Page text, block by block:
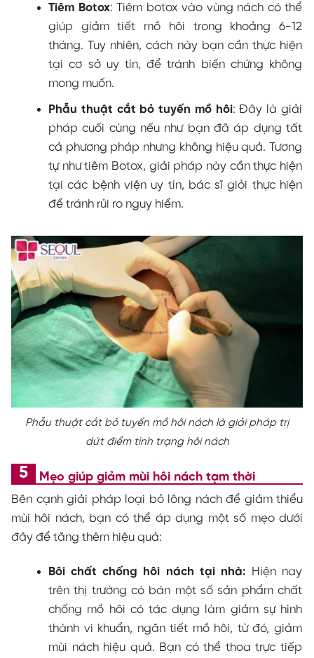
Tiêm Botox: Tiêm botox vào vùng nách có thể
giúp giảm tiết mồ hôi trong khoảng 6-12
tháng. Tuy nhiên, cách này bạn cần thực hiện
tại cơ sở uy tín, để tránh biến chứng không
mong muốn.
Phẫu thuật cắt bỏ tuyến mồ hôi: Đây là giải
pháp cuối cùng nếu như bạn đã áp dụng tất
cả phương pháp nhưng không hiệu quả. Tương
tự như tiêm Botox, giải pháp này cần thực hiện
tại các bệnh viện uy tín, bác sĩ giỏi thực hiện
để tránh rủi ro nguy hiểm.
Phẫu thuật cắt bỏ tuyến mồ hôi nách là giải pháp trị
dứt điểm tình trạng hôi nách
Mẹo giúp giảm mùi hôi nách tạm thời
Bên cạnh giải pháp loại bỏ lông nách để giảm thiểu
mùi hôi nách, bạn có thể áp dụng một số mẹo dưới
đây để tăng thêm hiệu quả:
Bôi chất chống hôi nách tại nhà: Hiện nay
trên thị trường có bán một số sản phẩm chất
chống mồ hôi có tác dụng làm giảm sự hình
thành vi khuẩn, ngăn tiết mồ hôi, từ đó, giảm
mùi nách hiệu quả. Bạn có thể thoa trực tiếp